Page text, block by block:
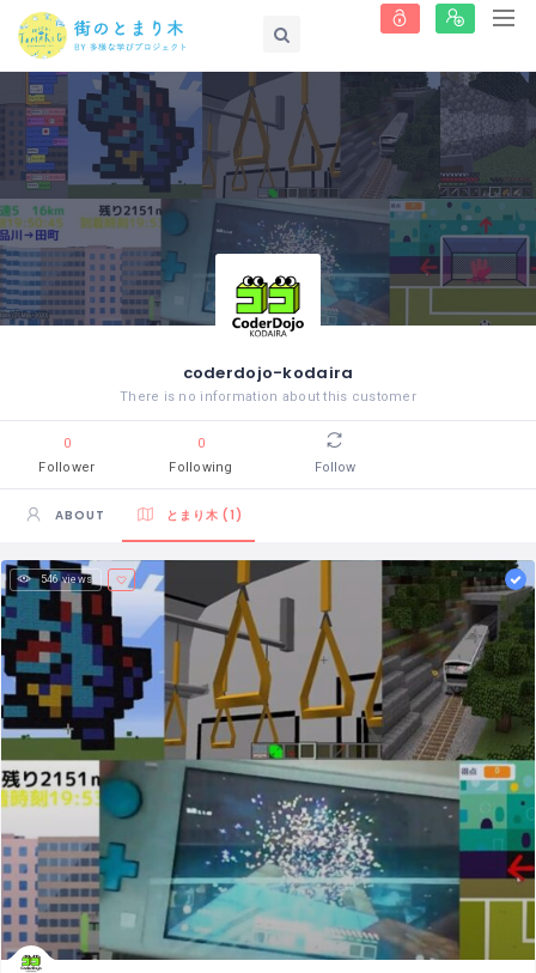
coderdojo-kodaira
There is no information about this customer
0
Follower
0
Following
Follow
ABOUT とまり木 (1)
546 views